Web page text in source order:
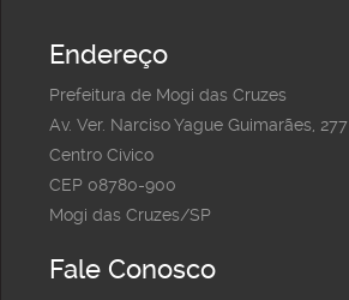
Endereço
Prefeitura de Mogi das Cruzes
Av. Ver. Narciso Yague Guimarães, 277
Centro Cívico
CEP 08780-900
Mogi das Cruzes/SP
Fale Conosco